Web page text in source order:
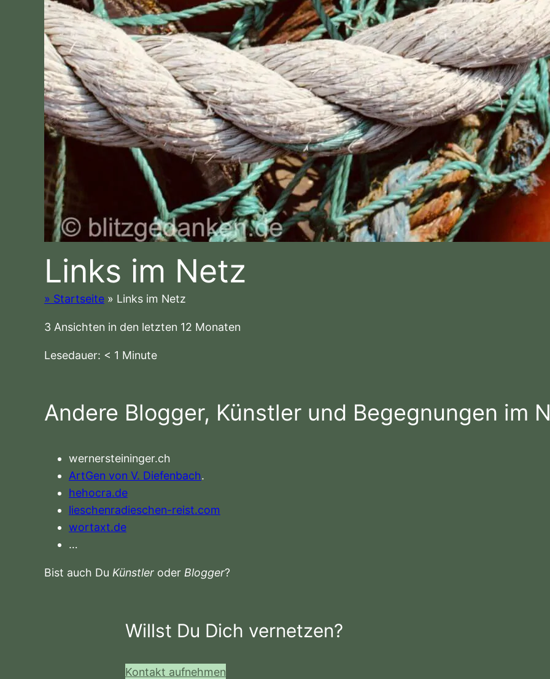
Links im Netz
» Startseite » Links im Netz
3 Ansichten in den letzten 12 Monaten
Lesedauer: < 1 Minute
Andere Blogger, Künstler und Begegnungen im
wernersteininger.ch
ArtGen von V. Diefenbach.
hehocra.de
lieschenradieschen-reist.com
wortaxt.de
…
Bist auch Du Künstler oder Blogger?
Willst Du Dich vernetzen?
Kontakt aufnehmen